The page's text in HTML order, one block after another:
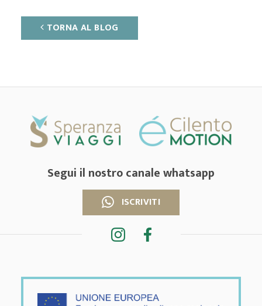
TORNA AL BLOG
Segui il nostro canale whatsapp
ISCRIVITI